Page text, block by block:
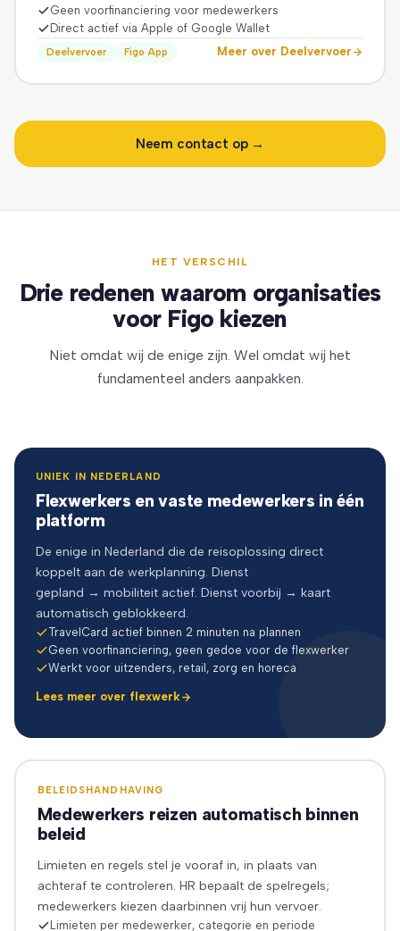
Geen voorfinanciering voor medewerkers
Direct actief via Apple of Google Wallet
Deelvervoer Figo App Meer over Deelvervoer
Neem contact op →
HET VERSCHIL
Drie redenen waarom organisaties
voor Figo kiezen
Niet omdat wij de enige zijn. Wel omdat wij het
fundamenteel anders aanpakken.
UNIEK IN NEDERLAND
Flexwerkers en vaste medewerkers in één
platform
De enige in Nederland die de reisoplossing direct
koppelt aan de werkplanning. Dienst
gepland → mobiliteit actief. Dienst voorbij → kaart
automatisch geblokkeerd.
TravelCard actief binnen 2 minuten na plannen
Geen voorfinanciering, geen gedoe voor de flexwerker
Werkt voor uitzenders, retail, zorg en horeca
Lees meer over flexwerk
BELEIDSHANDHAVING
Medewerkers reizen automatisch binnen
beleid
Limieten en regels stel je vooraf in, in plaats van
achteraf te controleren. HR bepaalt de spelregels;
medewerkers kiezen daarbinnen vrij hun vervoer.
Limieten per medewerker, categorie en periode